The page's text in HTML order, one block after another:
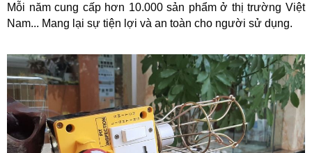
Mỗi năm cung cấp hơn 10.000 sản phẩm ở thị trường Việt
Nam... Mang lại sự tiện lợi và an toàn cho người sử dụng.